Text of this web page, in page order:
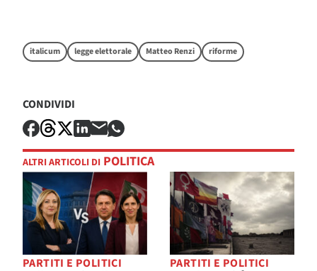
italicum legge elettorale Matteo Renzi riforme
CONDIVIDI
ALTRI ARTICOLI DI POLITICA
PARTITI E POLITICI PARTITI E POLITICI